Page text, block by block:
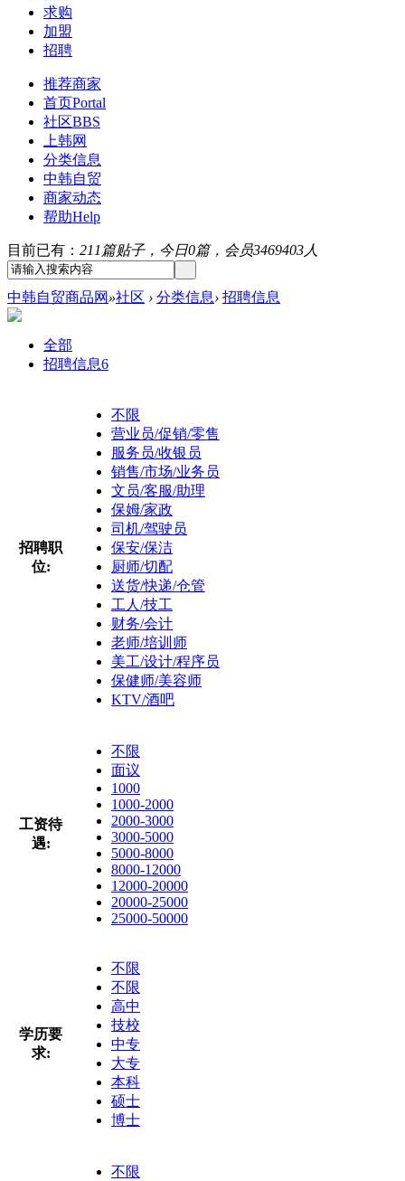
求购
加盟
招聘
推荐商家
首页Portal
社区BBS
上韩网
分类信息
中韩自贸
商家动态
帮助Help
目前已有： 211篇贴子，今日0篇，会员3469403人
中韩自贸商品网 »社区 › 分类信息› 招聘信息
全部
招聘信息6
招聘职
位:
不限
营业员/促销/零售
服务员/收银员
销售/市场/业务员
文员/客服/助理
保姆/家政
司机/驾驶员
保安/保洁
厨师/切配
送货/快递/仓管
工人/技工
财务/会计
老师/培训师
美工/设计/程序员
保健师/美容师
KTV/酒吧
工资待
遇:
不限
面议
1000
1000-2000
2000-3000
3000-5000
5000-8000
8000-12000
12000-20000
20000-25000
25000-50000
学历要
求:
不限
不限
高中
技校
中专
大专
本科
硕士
博士
不限